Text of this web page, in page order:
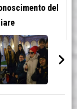
del